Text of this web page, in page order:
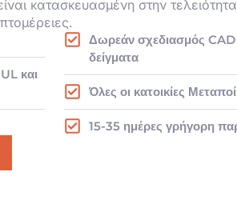
κατασκευασμένη στην
και
Δωρεάν σχεδιασμός CAD
δείγματα
Όλες οι κατοικίες
15-35 ημέρες γρήγορη